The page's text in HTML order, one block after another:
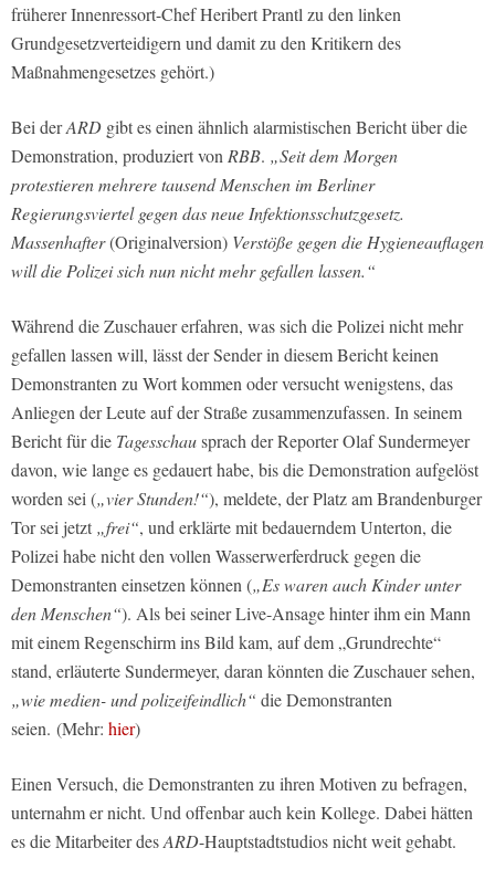
früherer Innenressort-Chef Heribert Prantl zu den linken
Grundgesetzverteidigern und damit zu den Kritikern des
Maßnahmengesetzes gehört.)
Bei derARD gibt es einen ähnlich alarmistischen Bericht über die
Demonstration, produziert von RBB. „Seit dem Morgen
protestieren mehrere tausend Menschen im Berliner
Regierungsviertel gegen das neue Infektionsschutzgesetz.
Massenhafter(Originalversion) Verstöße gegen die Hygieneauflagen
will die Polizei sich nun nicht mehr gefallen lassen.“
Während die Zuschauer erfahren, was sich die Polizei nicht mehr
gefallen lassen will, lässt der Sender in diesem Bericht keinen
Demonstranten zu Wort kommen oder versucht wenigstens, das
Anliegen der Leute auf der Straße zusammenzufassen. In seinem
Bericht für die Tagesschausprach der Reporter Olaf Sundermeyer
davon, wie lange es gedauert habe, bis die Demonstration aufgelöst
worden sei („vier Stunden!“), meldete, der Platz am Brandenburger
Tor sei jetzt „frei“, und erklärte mit bedauerndem Unterton, die
Polizei habe nicht den vollen Wasserwerferdruck gegen die
Demonstranten einsetzen können („Es waren auch Kinder unter
den Menschen“). Als bei seiner Live-Ansage hinter ihm ein Mann
mit einem Regenschirm ins Bild kam, auf dem „Grundrechte“
stand, erläuterte Sundermeyer, daran könnten die Zuschauer sehen,
„wie medien- und polizeifeindlich“ die Demonstranten
seien. (Mehr: hier)
Einen Versuch, die Demonstranten zu ihren Motiven zu befragen,
unternahm er nicht. Und offenbar auch kein Kollege. Dabei hätten
es die Mitarbeiter desARD-Hauptstadtstudios nicht weit gehabt.